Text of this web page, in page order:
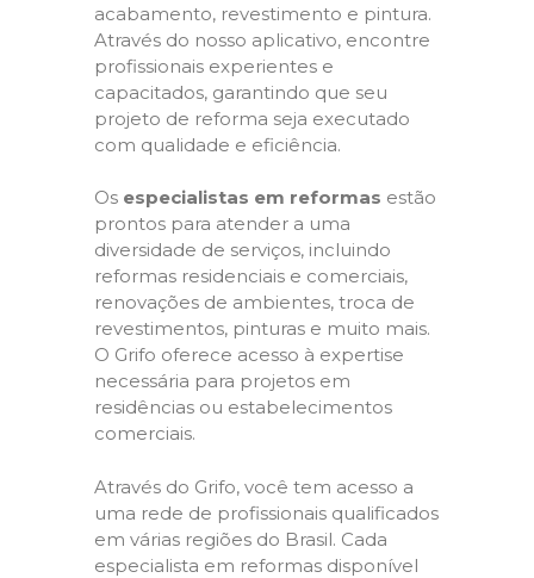
acabamento, revestimento e pintura.
Através do nosso aplicativo, encontre
profissionais experientes e
capacitados, garantindo que seu
projeto de reforma seja executado
com qualidade e eficiência.
Os especialistas em reformas estão
prontos para atender a uma
diversidade de serviços, incluindo
reformas residenciais e comerciais,
renovações de ambientes, troca de
revestimentos, pinturas e muito mais.
O Grifo oferece acesso à expertise
necessária para projetos em
residências ou estabelecimentos
comerciais.
Através do Grifo, você tem acesso a
uma rede de profissionais qualificados
em várias regiões do Brasil. Cada
especialista em reformas disponível